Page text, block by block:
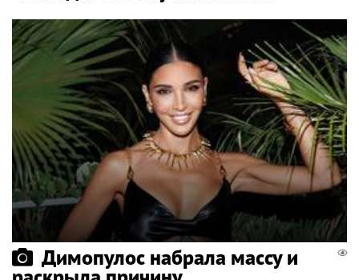
Димопулос набрала массу и